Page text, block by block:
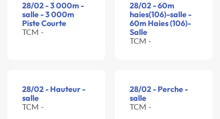
28/02 - 3 000m -
salle - 3 000m
Piste Courte
TCM -
28/02 - 60m
haies(106)-salle -
60m Haies (106)-
Salle
TCM -
28/02 - Hauteur -
salle
TCM -
28/02 - Perche -
salle
TCM -